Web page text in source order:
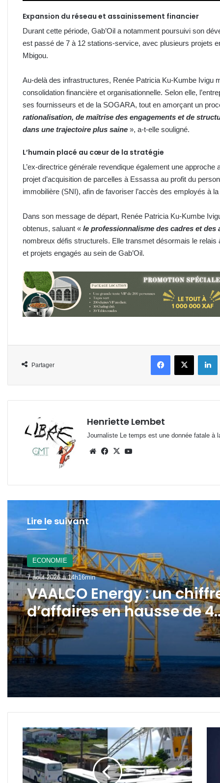
Expansion du réseau et assainissement financier
Durant cette période, Gab’Oil a notamment poursuivi son
est passé de 7 à 12 stations-service, avec plusieurs projets
Mbigou.
Au-delà des infrastructures, Renée Patricia Ku-Kumbe Ivigu
consolidation financière et organisationnelle. Selon elle,
ses fournisseurs et de la SOGARA, tout en amorçant un
rationalisation, de maîtrise des engagements et de
dans une trajectoire plus saine », a-t-elle souligné.
L’humain placé au cœur de la stratégie
L’ex-directrice générale revendique également une
projet d’acquisition de parcelles à Essassa au profit du
immobilière (SNI), afin de favoriser l’accès des employés à
Dans son message de départ, Renée Patricia Ku-Kumbe
obtenus, saluant « le professionnalisme des cadres et des
nombreux défis structurels. Elle transmet désormais le
et projets engagés au sein de Gab’Oil.
Partager
FacebookX
Henriette Lembet
Journaliste Le temps est une donnée fatale à
WebsiteFacebook
X
Lire le suivant
ECONOMIE
7 août 2026 à 14h16min
VAALCO Energy : un
d’affaires en hausse de
au 2ème trimestre 2026
Gabon
:
abonnement
mensuel,
déploiement